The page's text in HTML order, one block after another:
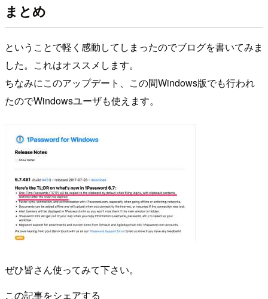
まとめ
ということで軽く感動してしまったのでブログを書いてみま
した。これはオススメします。
ちなみにこのアップデート、この間Windows版でも行われ
たのでWindowsユーザも使えます。
ぜひ皆さん使ってみて下さい。
この記事をシェアする